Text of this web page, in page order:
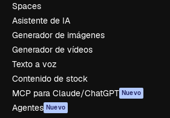
Spaces
Asistente de IA
Generador de imágenes
Generador de vídeos
Texto a voz
Contenido de stock
MCP para Claude/ChatGPT Nuevo
Agentes Nuevo